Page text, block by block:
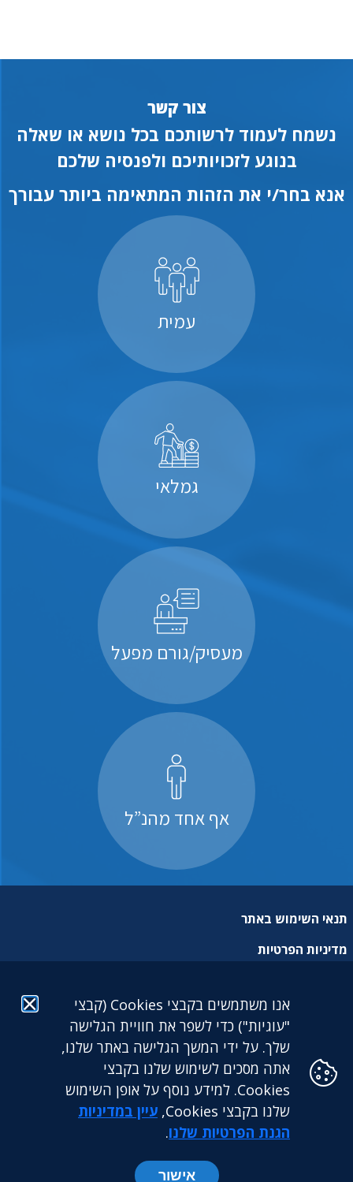
צור קשר
נשמח לעמוד לרשותכם בכל נושא או שאלה
בנוגע לזכויותיכם ולפנסיה שלכם
אנא בחר/י את הזהות המתאימה ביותר עבורך
עמית
גמלאי
מעסיק/גורם מפעל
אף אחד מהנ”ל
תנאי השימוש באתר
מדיניות הפרטיות
הצהרת נגישות
גילעד גמלאות לעובדים דתיים בע"מ: מגדל הכשרת היישוב (קומה
פקס: 03-5765891
כל הזכויות שמורות לקרן גילעד ©
אנו משתמשים בקבצי Cookies (קבצי
"עוגיות") כדי לשפר את חוויית הגלישה
שלך. על ידי המשך הגלישה באתר שלנו,
אתה מסכים לשימוש שלנו בקבצי
Cookies. למידע נוסף על אופן השימוש
שלנו בקבצי Cookies,
עיין במדיניות
הגנת הפרטיות שלנו.
אישור